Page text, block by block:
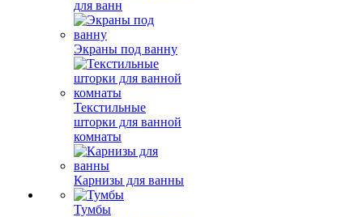
для ванн
Экраны под ванну
Текстильные
шторки для ванной
комнаты
Карнизы для ванны
Тумбы